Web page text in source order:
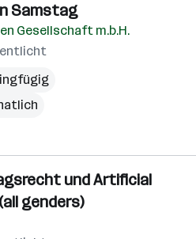
Samstag
Gesellschaft m.b.H.
und Artificial
genders)